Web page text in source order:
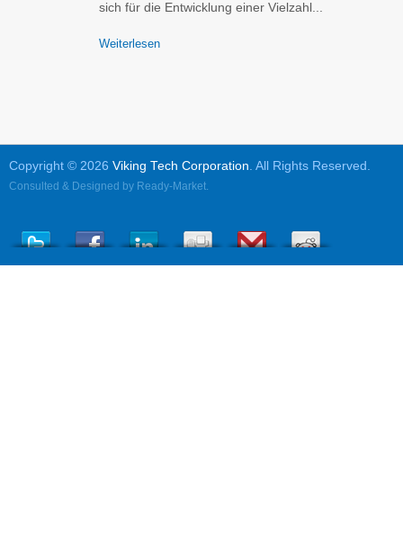
sich für die Entwicklung einer Vielzahl...
Weiterlesen
Copyright © 2026 Viking Tech Corporation. All Rights Reserved.
Consulted & Designed by Ready-Market.